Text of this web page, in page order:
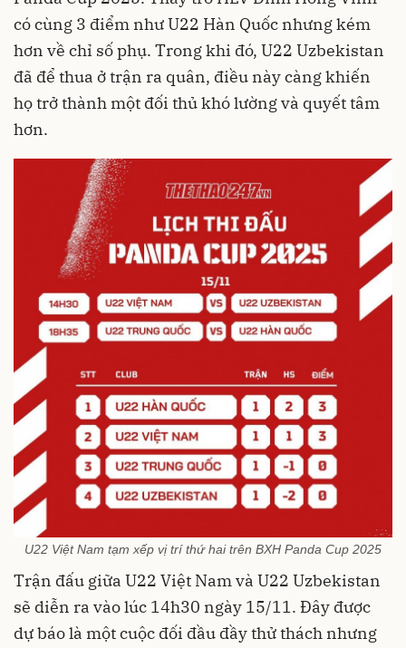
có cùng 3 điểm như U22 Hàn Quốc nhưng kém
hơn về chỉ số phụ. Trong khi đó, U22 Uzbekistan
đã để thua ở trận ra quân, điều này càng khiến
họ trở thành một đối thủ khó lường và quyết tâm
hơn.
U22 Việt Nam tạm xếp vị trí thứ hai trên BXH Panda Cup 2025
Trận đấu giữa U22 Việt Nam và U22 Uzbekistan
sẽ diễn ra vào lúc 14h30 ngày 15/11. Đây được
dự báo là một cuộc đối đầu đầy thử thách nhưng